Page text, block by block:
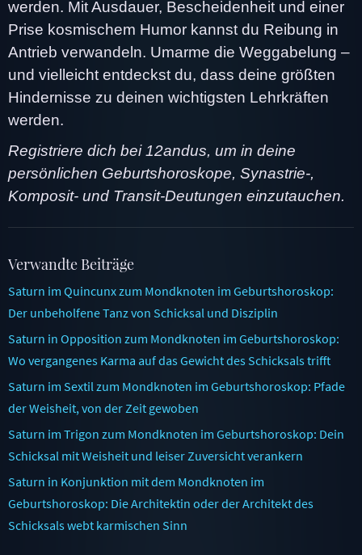
werden. Mit Ausdauer, Bescheidenheit und einer
Prise kosmischem Humor kannst du Reibung in
Antrieb verwandeln. Umarme die Weggabelung –
und vielleicht entdeckst du, dass deine größten
Hindernisse zu deinen wichtigsten Lehrkräften
werden.
Registriere dich bei 12andus, um in deine
persönlichen Geburtshoroskope, Synastrie-,
Komposit- und Transit-Deutungen einzutauchen.
Verwandte Beiträge
Saturn im Quincunx zum Mondknoten im Geburtshoroskop:
Der unbeholfene Tanz von Schicksal und Disziplin
Saturn in Opposition zum Mondknoten im Geburtshoroskop:
Wo vergangenes Karma auf das Gewicht des Schicksals trifft
Saturn im Sextil zum Mondknoten im Geburtshoroskop: Pfade
der Weisheit, von der Zeit gewoben
Saturn im Trigon zum Mondknoten im Geburtshoroskop: Dein
Schicksal mit Weisheit und leiser Zuversicht verankern
Saturn in Konjunktion mit dem Mondknoten im
Geburtshoroskop: Die Architektin oder der Architekt des
Schicksals webt karmischen Sinn